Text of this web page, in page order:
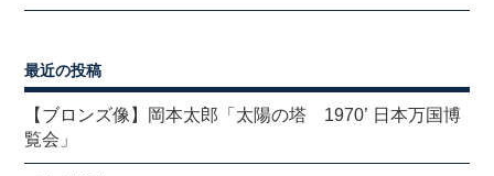
最近の投稿
【ブロンズ像】岡本太郎「太陽の塔 1970’ 日本万国博
覧会」